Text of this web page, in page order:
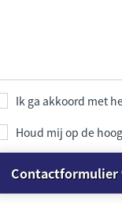
Ik ga akkoord met
Houd mij op de
Contactformulier